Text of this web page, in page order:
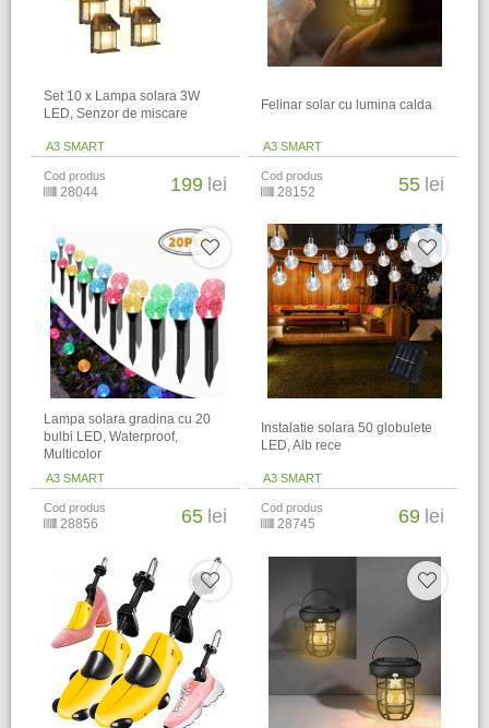
Set 10 x Lampa solara 3W
LED, Senzor de miscare
A3 SMART
Cod produs
28044 199 lei
Felinar solar cu lumina calda
A3 SMART
Cod produs
28152 55 lei
Lampa solara gradina cu 20
bulbi LED, Waterproof,
Multicolor
A3 SMART
Cod produs
28856 65 lei
Instalatie solara 50 globulete
LED, Alb rece
A3 SMART
Cod produs
28745 69 lei